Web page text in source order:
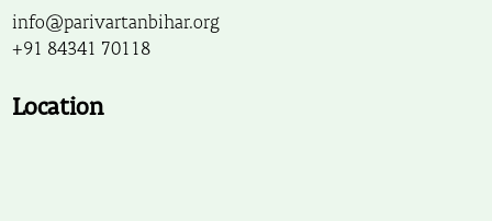
info@parivartanbihar.org
+91 84341 70118
Location